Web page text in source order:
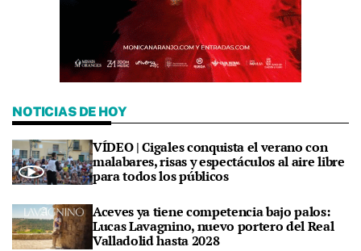
NOTICIAS DE HOY
VÍDEO | Cigales conquista el verano con
malabares, risas y espectáculos al aire libre
para todos los públicos
Aceves ya tiene competencia bajo palos:
Lucas Lavagnino, nuevo portero del Real
Valladolid hasta 2028